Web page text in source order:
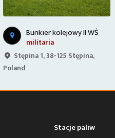
Bunkier kolejowy II WŚ
militaria
Stępina 1, 38-125 Stępina,
Poland
Stacje paliw